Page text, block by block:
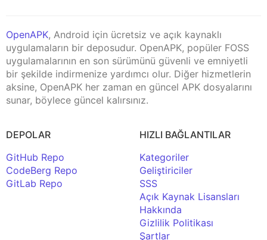
OpenAPK, Android için ücretsiz ve açık kaynaklı
uygulamaların bir deposudur. OpenAPK, popüler FOSS
uygulamalarının en son sürümünü güvenli ve emniyetli
bir şekilde indirmenize yardımcı olur. Diğer hizmetlerin
aksine, OpenAPK her zaman en güncel APK dosyalarını
sunar, böylece güncel kalırsınız.
DEPOLAR
GitHub Repo
CodeBerg Repo
GitLab Repo
HIZLI BAĞLANTILAR
Kategoriler
Geliştiriciler
SSS
Açık Kaynak Lisansları
Hakkında
Gizlilik Politikası
Şartlar